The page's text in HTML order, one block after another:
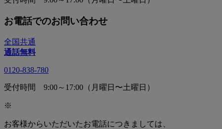
お電話でのお問い合わせ
全国共通
通話無料
0120-838-780
受付時間 9:00～17:00（月曜日〜土曜日）
※
お客様からいただいたお電話につきましては、